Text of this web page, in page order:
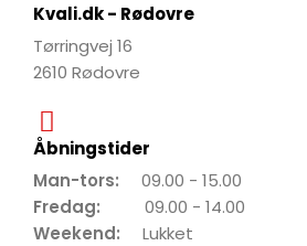
Kvali.dk - Rødovre
Tørringvej 16
2610 Rødovre
Åbningstider
Man-tors: 09.00 - 15.00
Fredag: 09.00 - 14.00
Weekend: Lukket